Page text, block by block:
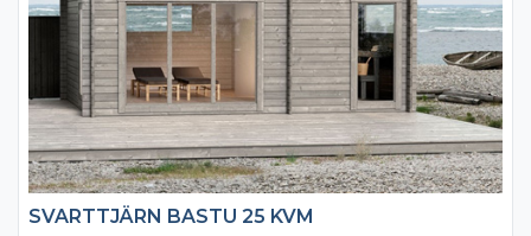
SVARTTJÄRN BASTU 25 KVM